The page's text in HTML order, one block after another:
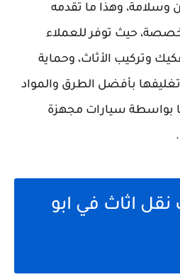
وسلامة، وهذا ما تقدمه
حيث توفر للعملاء
وتركيب الأثاث، وحماية
بأفضل الطرق والمواد
بواسطة سيارات مجهزة
اثاث في ابو